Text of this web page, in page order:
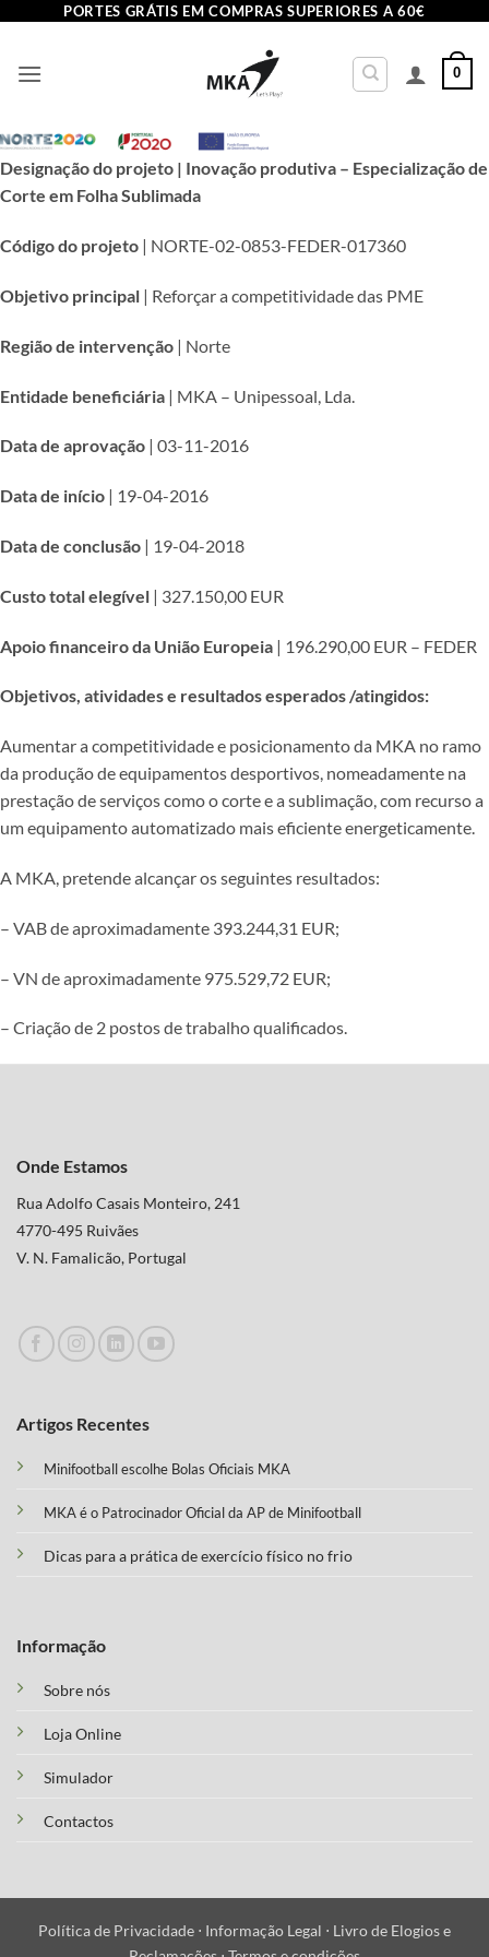
content
PORTES GRÁTIS EM COMPRAS SUPERIORES A 60€
0
Designação do projeto | Inovação produtiva – Especialização de
Corte em Folha Sublimada
Código do projeto | NORTE-02-0853-FEDER-017360
Objetivo principal | Reforçar a competitividade das PME
Região de intervenção | Norte
Entidade beneficiária | MKA – Unipessoal, Lda.
Data de aprovação | 03-11-2016
Data de início | 19-04-2016
Data de conclusão | 19-04-2018
Custo total elegível | 327.150,00 EUR
Apoio financeiro da União Europeia | 196.290,00 EUR – FEDER
Objetivos, atividades e resultados esperados /atingidos:
Aumentar a competitividade e posicionamento da MKA no ramo
da produção de equipamentos desportivos, nomeadamente na
prestação de serviços como o corte e a sublimação, com recurso a
um equipamento automatizado mais eficiente energeticamente.
A MKA, pretende alcançar os seguintes resultados:
– VAB de aproximadamente 393.244,31 EUR;
– VN de aproximadamente 975.529,72 EUR;
– Criação de 2 postos de trabalho qualificados.
Onde Estamos
Rua Adolfo Casais Monteiro, 241
4770-495 Ruivães
V. N. Famalicão, Portugal
Artigos Recentes
Minifootball escolhe Bolas Oficiais MKA
MKA é o Patrocinador Oficial da AP de Minifootball
Dicas para a prática de exercício físico no frio
Informação
Sobre nós
Loja Online
Simulador
Contactos
Política de Privacidade ⋅ Informação Legal ⋅ Livro de Elogios e